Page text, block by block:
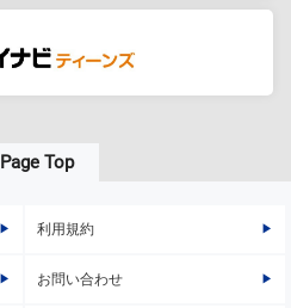
Page Top
利用規約
お問い合わせ